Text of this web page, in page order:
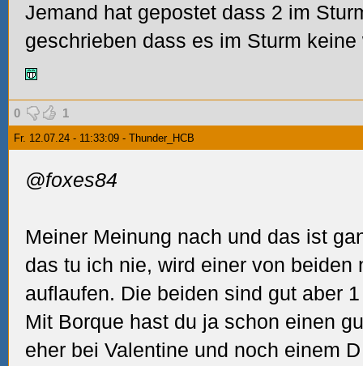
Jemand hat gepostet dass 2 im
geschrieben dass es im Sturm
0 1
Fr. 12.07.24 - 11:33:09 - Thunder_HCB
@foxes84
Meiner Meinung nach und das ist
das tu ich nie, wird einer von
auflaufen. Die beiden sind gut aber
Mit Borque hast du ja schon einen
eher bei Valentine und noch einem